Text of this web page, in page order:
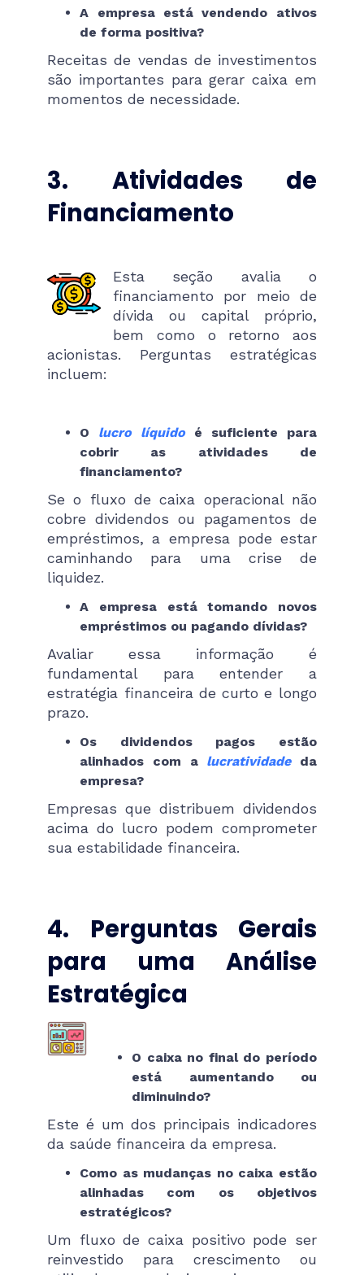
A empresa está vendendo ativos
de forma positiva?
Receitas de vendas de investimentos
são importantes para gerar caixa em
momentos de necessidade.
3. Atividades de
Financiamento
Esta seção avalia o
financiamento por meio de
dívida ou capital próprio,
bem como o retorno aos
acionistas. Perguntas estratégicas
incluem:
O lucro líquido é suficiente para
cobrir as atividades de
financiamento?
Se o fluxo de caixa operacional não
cobre dividendos ou pagamentos de
empréstimos, a empresa pode estar
caminhando para uma crise de
liquidez.
A empresa está tomando novos
empréstimos ou pagando dívidas?
Avaliar essa informação é
fundamental para entender a
estratégia financeira de curto e longo
prazo.
Os dividendos pagos estão
alinhados com a lucratividadeda
empresa?
Empresas que distribuem dividendos
acima do lucro podem comprometer
sua estabilidade financeira.
4. Perguntas Gerais
para uma Análise
Estratégica
O caixa no final do período
está aumentando ou
diminuindo?
Este é um dos principais indicadores
da saúde financeira da empresa.
Como as mudanças no caixa estão
alinhadas com os objetivos
estratégicos?
Um fluxo de caixa positivo pode ser
reinvestido para crescimento ou